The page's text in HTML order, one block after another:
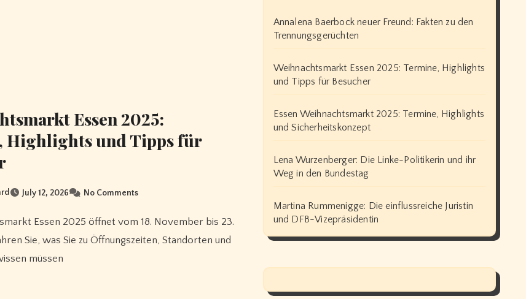
Essen 2025:
Highlights und Tipps für
July 12, 2026 No Comments
Sie, was Sie zu Öffnungszeiten, Standorten und
müssen
Annalena Baerbock neuer Freund: Fakten zu den
Trennungsgerüchten
Weihnachtsmarkt Essen 2025: Termine, Highlights
und Tipps für Besucher
Essen Weihnachtsmarkt 2025: Termine, Highlights
und Sicherheitskonzept
Lena Wurzenberger: Die Linke-Politikerin und ihr
Weg in den Bundestag
Martina Rummenigge: Die einflussreiche Juristin
und DFB-Vizepräsidentin